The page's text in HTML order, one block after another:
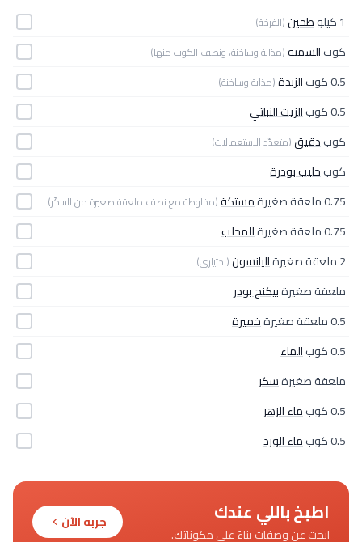
1 كيلو طحين(الفرخة)
كوبالسمنة(مذابة وساخنة، ونصف الكوب منها)
0.5 كوب الزبدة(مذابة وساخنة)
0.5 كوب
الزيت النباتي
كوبدقيق(متعدّد الاستعمالات)
كوبحليب بودرة
0.75 ملعقة صغيرة
مستكة(مخلوطة مع نصف ملعقة صغيرة من السكّر)
0.75 ملعقة صغيرة
المحلب
2 ملعقة صغيرة
اليانسون(اختياري)
ملعقة صغيرةبيكنج بودر
0.5 ملعقة صغيرة
خميرة
0.5 كوب
الماء
ملعقة صغيرةسكر
0.5 كوب
ماء الزهر
0.5 كوب
ماء الورد
اطبخ باللي عندك
ابحث عن وصفات بناءً على مكوناتك.
جربه الآن